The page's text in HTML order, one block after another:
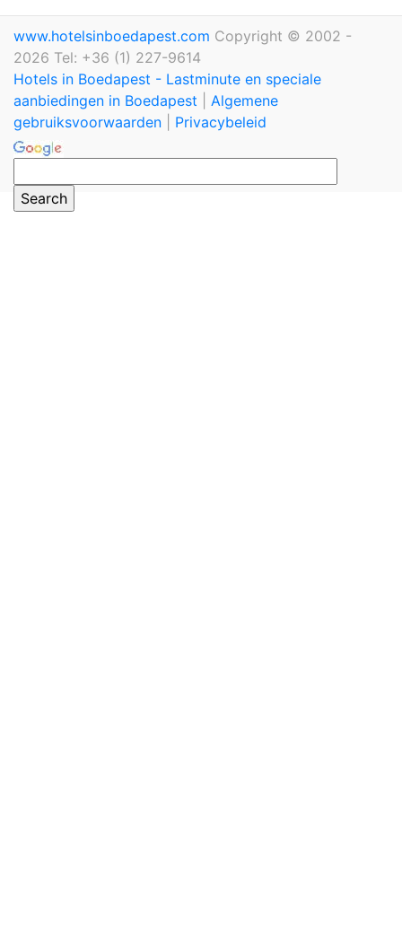
www.hotelsinboedapest.com Copyright © 2002 -
2026 Tel: +36 (1) 227-9614
Hotels in Boedapest - Lastminute en speciale
aanbiedingen in Boedapest
Algemene
gebruiksvoorwaarden
Privacybeleid